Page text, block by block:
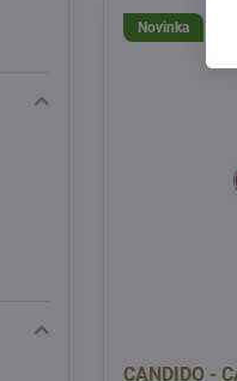
Novinka
CANDIDO -